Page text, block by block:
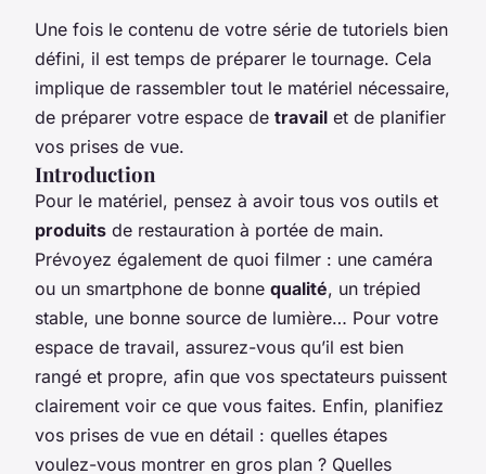
Une fois le contenu de votre série de tutoriels bien
défini, il est temps de préparer le tournage. Cela
implique de rassembler tout le matériel nécessaire,
de préparer votre espace de travail et de planifier
vos prises de vue.
Introduction
Pour le matériel, pensez à avoir tous vos outils et
produits de restauration à portée de main.
Prévoyez également de quoi filmer : une caméra
ou un smartphone de bonne qualité, un trépied
stable, une bonne source de lumière… Pour votre
espace de travail, assurez-vous qu’il est bien
rangé et propre, afin que vos spectateurs puissent
clairement voir ce que vous faites. Enfin, planifiez
vos prises de vue en détail : quelles étapes
voulez-vous montrer en gros plan ? Quelles